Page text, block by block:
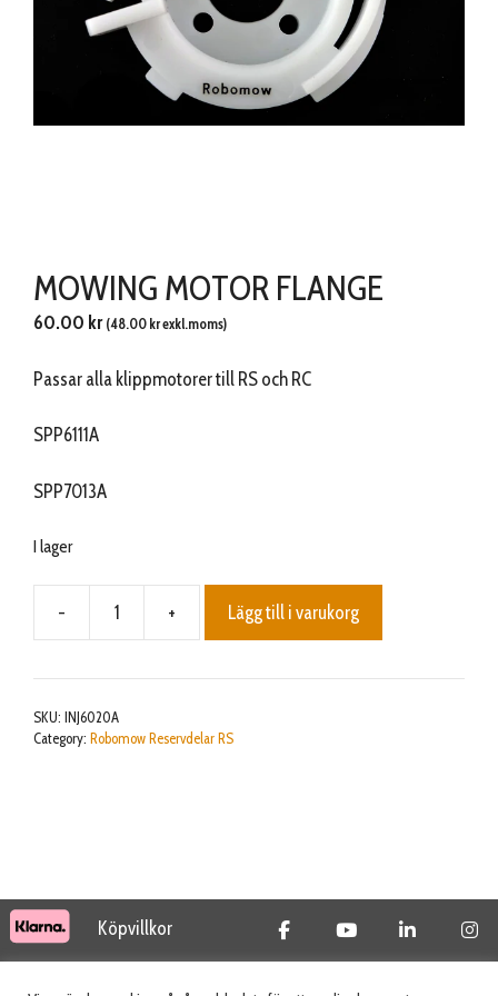
MOWING MOTOR FLANGE
60.00 kr (48.00 krexkl.moms)
Passar alla klippmotorer till RS och RC
SPP6111A
SPP7013A
I lager
-
MOWING
FLANGE
+ Lägg till i varukorg
SKU: INJ6020A
Category: Robomow Reservdelar RS
Köpvillkor